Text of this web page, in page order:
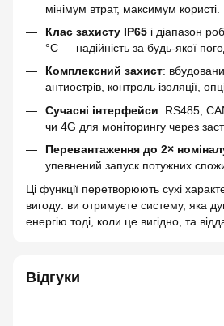
мінімум втрат, максимум користі.
Клас захисту IP65 і діапазон
°C — надійність за будь-якої
Комплексний захист:
антиострів, контроль ізоляції,
Сучасні інтерфейси: RS485,
чи 4G для моніторингу через
Перевантаження до 2×
упевнений запуск потужних
Ці функції перетворюють сухі
вигоду: ви отримуєте систему, яка
енергію тоді, коли це вигідно, та
Відгуки